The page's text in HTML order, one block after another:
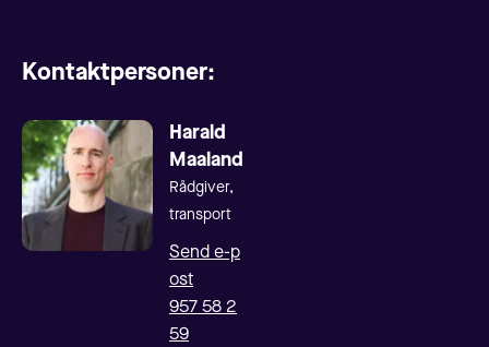
Kontaktpersoner:
Harald
Maaland
Rådgiver,
transport
Send e-p
ost
957 58 2
59